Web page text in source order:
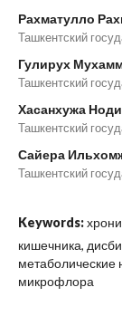
Рахматулло
Ташкентский
Гулирух
Ташкентский
Хасанхужа
Ташкентский
Сайера
Ташкентский
Keywords:
кишечника,
микрофлора